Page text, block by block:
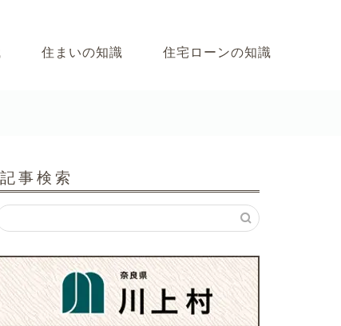
住まいの知識 住宅ローンの知識
記事検索